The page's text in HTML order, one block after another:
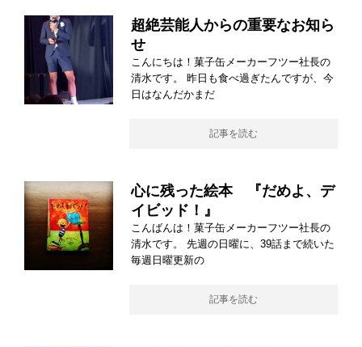
超絶芸能人からの重要なお知ら
せ
こんにちは！菓子缶メーカーフツー社長の
清水です。 昨日も食べ過ぎたんですが、今
日はなんだかまだ
記事を読む
心に残った絵本 『だめよ、デ
イビッド！』
こんばんは！菓子缶メーカーフツー社長の
清水です。 先週の日曜に、39話まで続いた
毎週日曜更新の
記事を読む